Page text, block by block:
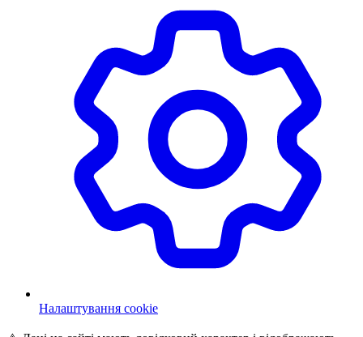
Налаштування cookie